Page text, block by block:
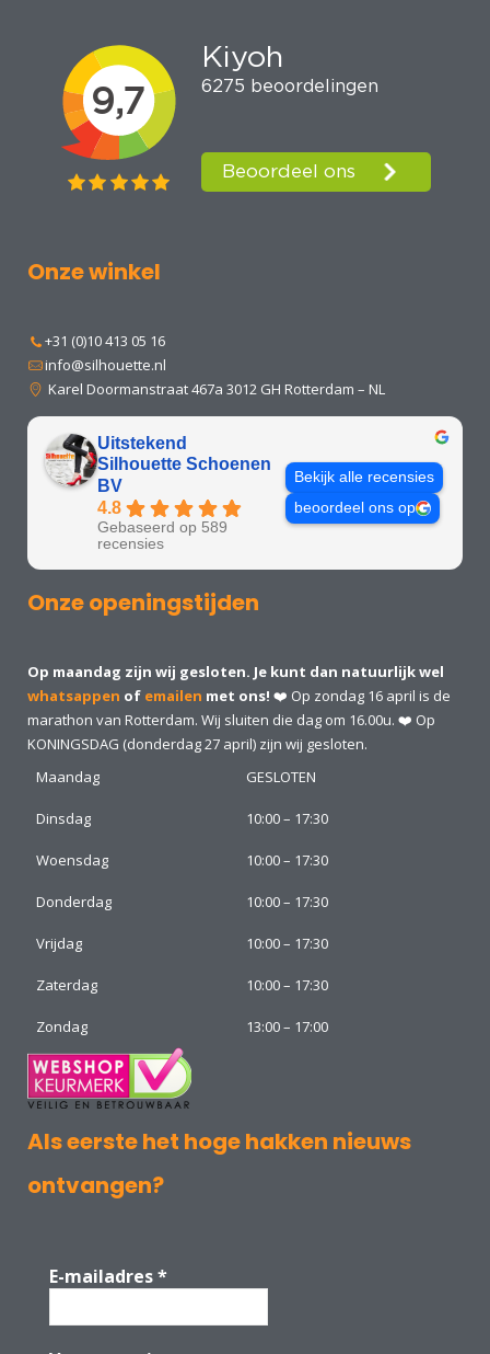
Onze winkel
+31 (0)10 413 05 16
info@silhouette.nl
Karel Doormanstraat 467a 3012 GH Rotterdam – NL
Uitstekend
Silhouette Schoenen
BV
4.8
Gebaseerd op 589
recensies
Bekijk alle recensies
beoordeel ons op
Onze openingstijden
Op maandag zijn wij gesloten. Je kunt dan natuurlijk wel
whatsappen of emailen met ons! ❤️ Op zondag 16 april is de
marathon van Rotterdam. Wij sluiten die dag om 16.00u. ❤️ Op
KONINGSDAG (donderdag 27 april) zijn wij gesloten.
Maandag
GESLOTEN
Dinsdag 10:00 – 17:30
Woensdag 10:00 – 17:30
Donderdag 10:00 – 17:30
Vrijdag 10:00 – 17:30
Zaterdag 10:00 – 17:30
Zondag 13:00 – 17:00
Als eerste het hoge hakken nieuws
ontvangen?
E-mailadres*